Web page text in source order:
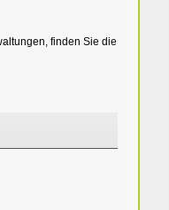
finden Sie die